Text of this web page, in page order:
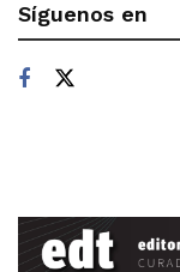
Síguenos en